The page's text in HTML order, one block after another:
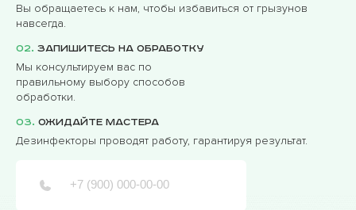
Вы обращаетесь к нам, чтобы избавиться от грызунов
навсегда.
02. Запишитесь на обработку
Мы консультируем вас по
правильному выбору способов
обработки.
03. Ожидайте мастера
Дезинфекторы проводят работу, гарантируя результат.